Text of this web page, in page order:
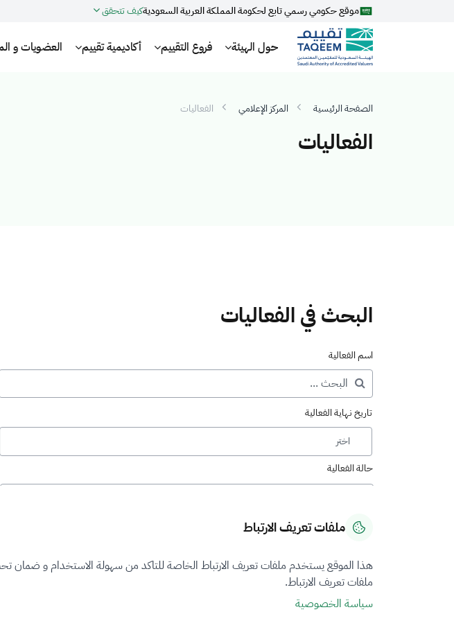
موقع حكومي رسمي تابع لحكومة المملكة العربية السعوديةكيف تتحقق
حول الهيئة فروع التقييم أكاديمية تقييم العضويات و
الصفحة الرئيسية المركز الإعلامي الفعاليات
الفعاليات
البحث في الفعاليات
اسم الفعالية
تاريخ نهاية الفعالية
حالة الفعالية
المدينة ملفات تعريف الارتباط
هذا الموقع يستخدم ملفات تعريف الارتباط الخاصة للتاكد من سهولة الاستخدام و ضمان
ملفات تعريف الارتباط.
سياسة الخصوصية